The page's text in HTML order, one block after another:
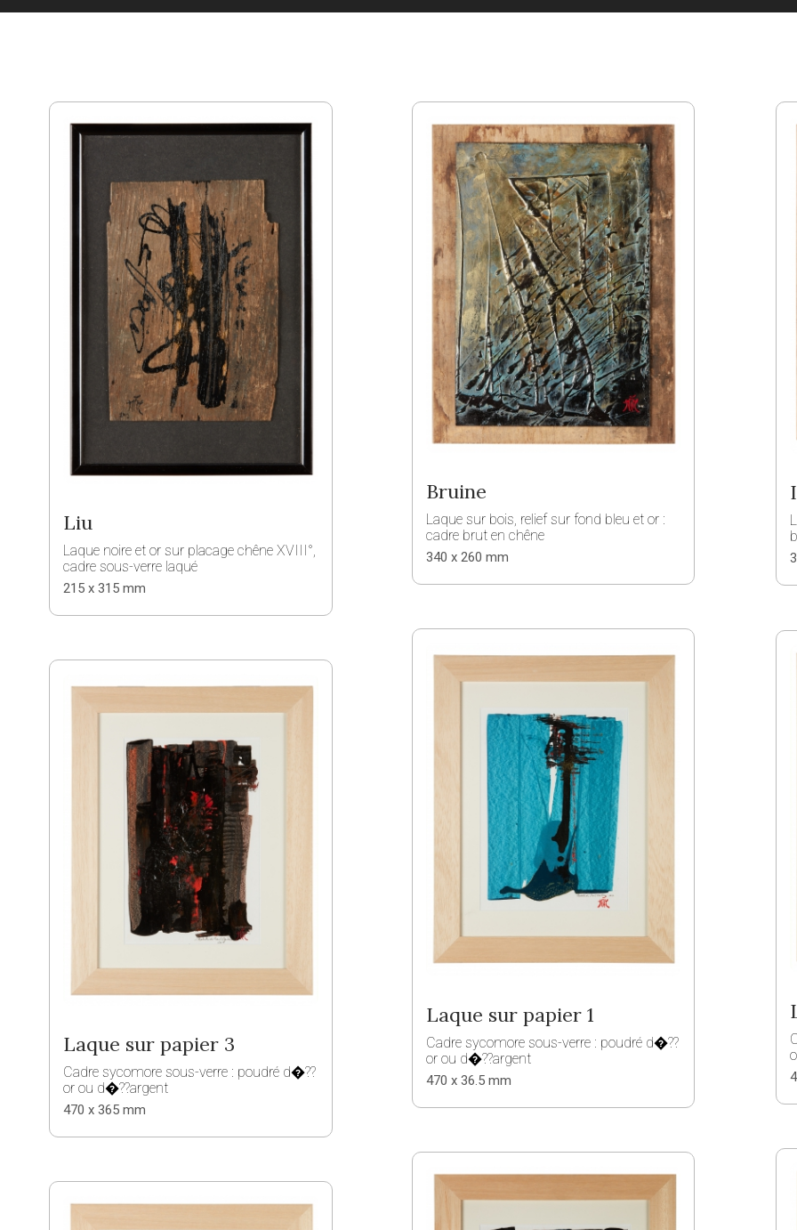
Liu
Laque noire et or sur placage chêne XVIII°,
cadre sous-verre laqué
215 x 315 mm
Bruine
Laque sur bois, relief sur fond bleu et or :
cadre brut en chêne
340 x 260 mm
Laque sur papier 1
Cadre sycomore sous-verre : poudré d�??
or ou d�??argent
470 x 36.5 mm
Laque sur papier 3
Cadre sycomore sous-verre : poudré d�??
or ou d�??argent
470 x 365 mm